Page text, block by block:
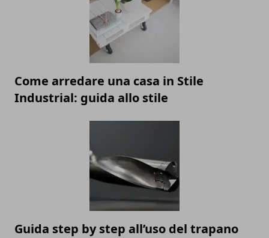
Come arredare una casa in Stile
Industrial: guida allo stile
Guida step by step all’uso del trapano